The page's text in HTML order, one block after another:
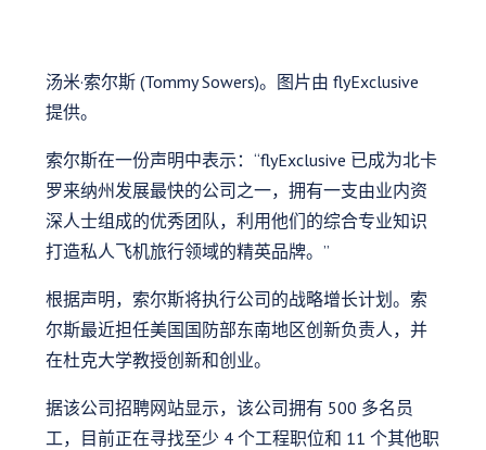
汤米·索尔斯 (Tommy Sowers)。图片由 flyExclusive
提供。
索尔斯在一份声明中表示：“flyExclusive 已成为北卡
罗来纳州发展最快的公司之一，拥有一支由业内资
深人士组成的优秀团队，利用他们的综合专业知识
打造私人飞机旅行领域的精英品牌。”
根据声明，索尔斯将执行公司的战略增长计划。索
尔斯最近担任美国国防部东南地区创新负责人，并
在杜克大学教授创新和创业。
据该公司招聘网站显示，该公司拥有 500 多名员
工，目前正在寻找至少 4 个工程职位和 11 个其他职